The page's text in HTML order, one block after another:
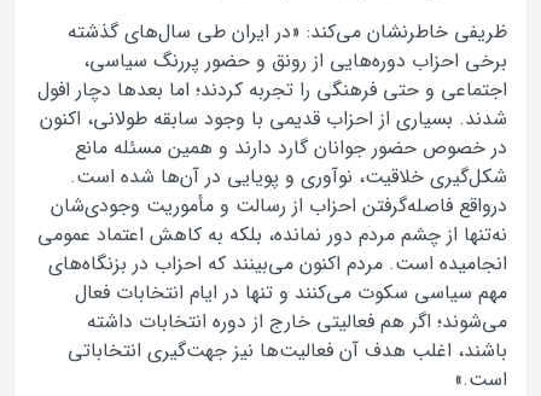
ظریفی خاطرنشان می‌کند: «در ایران طی سال‌های گذشته
برخی احزاب دوره‌هایی از رونق و حضور پررنگ سیاسی،
اجتماعی و حتی فرهنگی را تجربه کردند؛ اما بعدها دچار افول
شدند. بسیاری از احزاب قدیمی با وجود سابقه طولانی، اکنون
در خصوص حضور جوانان گارد دارند و همین مسئله مانع
شکل‌گیری خلاقیت، نوآوری و پویایی در آن‌ها شده است.
درواقع فاصله‌گرفتن احزاب از رسالت و مأموریت وجودی‌شان
نه‌تنها از چشم مردم دور نمانده، بلکه به کاهش اعتماد عمومی
انجامیده است. مردم اکنون می‌بینند که احزاب در بزنگاه‌های
مهم سیاسی سکوت می‌کنند و تنها در ایام انتخابات فعال
می‌شوند؛ اگر هم فعالیتی خارج از دوره انتخابات داشته
باشند، اغلب هدف آن فعالیت‌ها نیز جهت‌گیری انتخاباتی
است.»